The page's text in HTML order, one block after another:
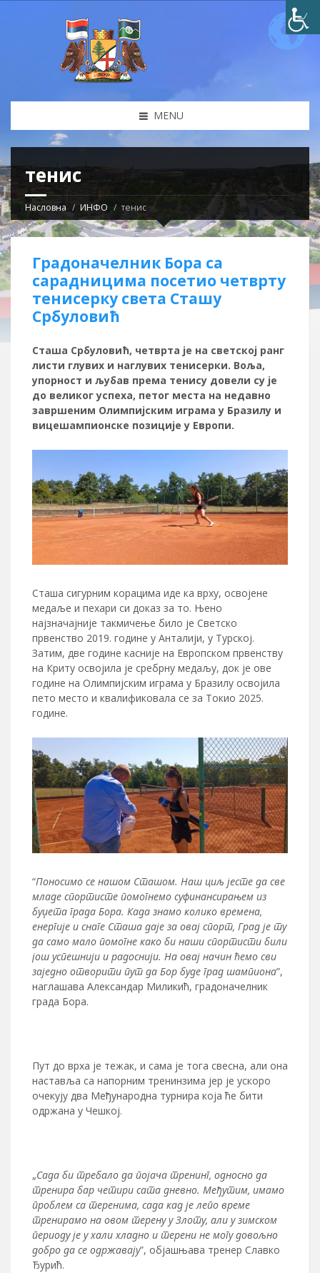
MENU
тенис
Насловна ИНФО тенис
Градоначелник Бора са
сарадницима посетио четврту
тенисерку света Сташу
Србуловић
Сташа Србуловић, четврта је на светској ранг
листи глувих и наглувих тенисерки. Воља,
упорност и љубав према тенису довели су је
до великог успеха, петог места на недавно
завршеним Олимпијским играма у Бразилу и
вицешампионске позиције у Европи.
Сташа сигурним корацима иде ка врху, освојене
медаље и пехари си доказ за то. Њено
најзначајније такмичење било је Светско
првенство 2019. године у Анталији, у Турској.
Затим, две године касније на Европском првенству
на Криту освојила је сребрну медаљу, док је ове
године на Олимпијским играма у Бразилу освојила
пето место и квалификовала се за Токио 2025.
године.
“Поносимо се нашом Сташом. Наш циљ јесте да све
младе спортисте помогнемо суфинансирањем из
буџета града Бора. Када знамо колико времена,
енергије и снаге Сташа даје за овај спорт, Град је ту
да само мало помогне како би наши спортисти били
још успешнији и радоснији. На овај начин ћемо сви
заједно отворити пут да Бор буде град шампиона”,
наглашава Александар Миликић, градоначелник
града Бора.
Пут до врха је тежак, и сама је тога свесна, али она
наставља са напорним тренинзима јер је ускоро
очекују два Међународна турнира која ће бити
одржана у Чешкој.
„Сада би требало да појача тренинг, односно да
тренира бар четири сата дневно. Међутим, имамо
проблем са теренима, сада кад је лепо време
тренирамо на овом терену у Злоту, али у зимском
периоду је у хали хладно и терени не могу довољно
добро да се одржавају”, објашњава тренер Славко
Ђурић.